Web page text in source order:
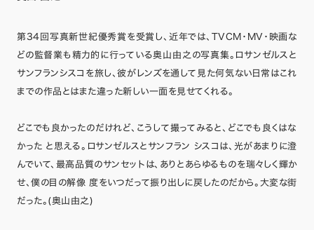
第34回写真新世紀優秀賞を受賞し、近年では、TVCM・MV・映画な
どの監督業も精力的に行っている奥山由之の写真集。ロサンゼルスと
サンフランシスコを旅し、彼がレンズを通して見た何気ない日常はこれ
までの作品とはまた違った新しい一面を見せてくれる。
どこでも良かったのだけれど、こうして撮ってみると、どこでも良くはな
かった と思える。ロサンゼルスとサンフラン シスコは、光があまりに澄
んでいて、最高品質のサンセットは、ありとあらゆるものを瑞々しく輝か
せ、僕の目の解像 度をいつだって振り出しに戻したのだから。大変な街
だった。(奥山由之)